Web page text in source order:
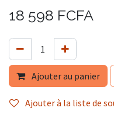
18 598 FCFA
Ajouter au panier
Ajouter à la liste de